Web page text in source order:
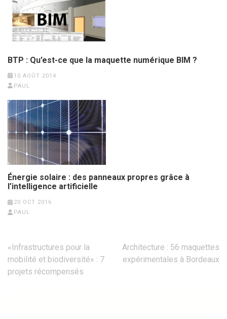
BTP : Qu’est-ce que la maquette numérique BIM ?
10 AOÛT 2014
PAUL
Énergie solaire : des panneaux propres grâce à
l’intelligence artificielle
20 OCT 2016
PAUL
Navigation
de
l’article
«Infrastructures pour la
mobilité et biodiversité» : 7
projets récompensés
Architecture : 56 maquettes
expérimentales à Bordeaux